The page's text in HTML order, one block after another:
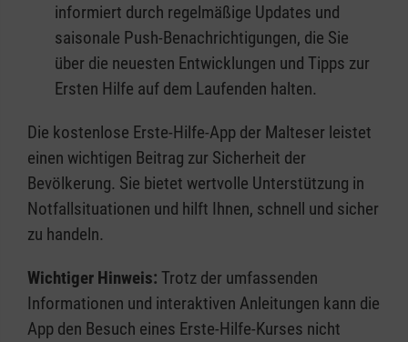
informiert durch regelmäßige Updates und
saisonale Push-Benachrichtigungen, die Sie
über die neuesten Entwicklungen und Tipps zur
Ersten Hilfe auf dem Laufenden halten.
Die kostenlose Erste-Hilfe-App der Malteser leistet
einen wichtigen Beitrag zur Sicherheit der
Bevölkerung. Sie bietet wertvolle Unterstützung in
Notfallsituationen und hilft Ihnen, schnell und sicher
zu handeln.
Wichtiger Hinweis: Trotz der umfassenden
Informationen und interaktiven Anleitungen kann die
App den Besuch eines Erste-Hilfe-Kurses nicht